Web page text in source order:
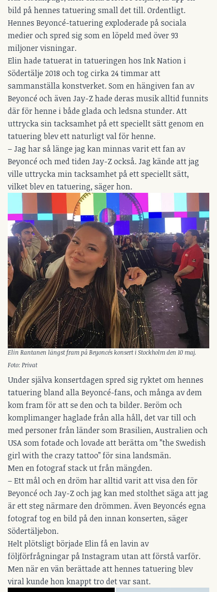
bild på hennes tatuering small det till. Ordentligt.
Hennes Beyoncé-tatuering exploderade på sociala
medier och spred sig som en löpeld med över 93
miljoner visningar.
Elin hade tatuerat in tatueringen hos Ink Nation i
Södertälje 2018 och tog cirka 24 timmar att
sammanställa konstverket. Som en hängiven fan av
Beyoncé och även Jay-Z hade deras musik alltid funnits
där för henne i både glada och ledsna stunder. Att
uttrycka sin tacksamhet på ett speciellt sätt genom en
tatuering blev ett naturligt val för henne.
– Jag har så länge jag kan minnas varit ett fan av
Beyoncé och med tiden Jay-Z också. Jag kände att jag
ville uttrycka min tacksamhet på ett speciellt sätt,
vilket blev en tatuering, säger hon.
Elin Rantanen längst fram på Beyoncés konsert i Stockholm den 10 maj.
Foto: Privat
Under själva konsertdagen spred sig ryktet om hennes
tatuering bland alla Beyoncé-fans, och många av dem
kom fram för att se den och ta bilder. Beröm och
komplimanger haglade från alla håll, det var till och
med personer från länder som Brasilien, Australien och
USA som fotade och lovade att berätta om ”the Swedish
girl with the crazy tattoo” för sina landsmän.
Men en fotograf stack ut från mängden.
– Ett mål och en dröm har alltid varit att visa den för
Beyoncé och Jay-Z och jag kan med stolthet säga att jag
är ett steg närmare den drömmen. Även Beyoncés egna
fotograf tog en bild på den innan konserten, säger
Södertäljebon.
Helt plötsligt började Elin få en lavin av
följförfrågningar på Instagram utan att förstå varför.
Men när en vän berättade att hennes tatuering blev
viral kunde hon knappt tro det var sant.